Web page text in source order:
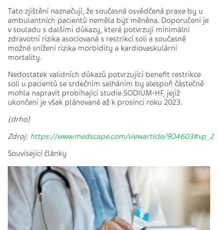
Tato zjištění naznačují, že současná osvědčená praxe by u
ambulantních pacientů neměla být měněna. Doporučení je
v souladu s dalšími důkazy, které potvrzují minimální
zdravotní rizika asociovaná s restrikcí soli a současně
možné snížení rizika morbidity a kardiovaskulární
mortality.
Nedostatek validních důkazů potvrzující benefit restrikce
soli u pacientů se srdečním selháním by alespoň částečně
mohla napravit probíhající studie SODIUM-HF, jejíž
ukončení je však plánované až k prosinci roku 2023.
(drho)
Zdroj: https://www.medscape.com/viewarticle/904603#vp_2
Související články